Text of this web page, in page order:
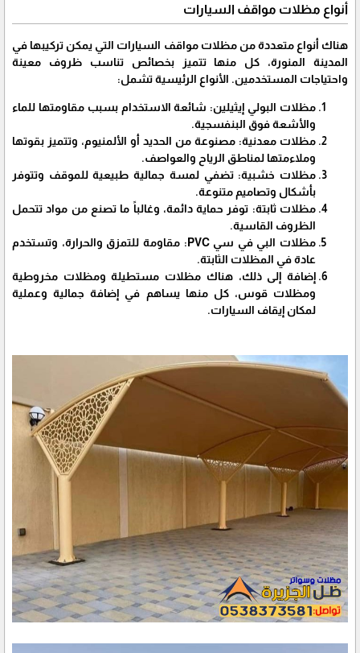
أنواع مظلات مواقف السيارات
هناك أنواع متعددة من مظلات مواقف السيارات التي يمكن تركيبها في
المدينة المنورة، كل منها تتميز بخصائص تناسب ظروف معينة
واحتياجات المستخدمين. الأنواع الرئيسية تشمل:
مظلات البولي إيثيلين: شائعة الاستخدام بسبب مقاومتها للماء
والأشعة فوق البنفسجية.
مظلات معدنية: مصنوعة من الحديد أو الألمنيوم، وتتميز بقوتها
وملاءمتها لمناطق الرياح والعواصف.
مظلات خشبية: تضفي لمسة جمالية طبيعية للموقف وتتوفر
بأشكال وتصاميم متنوعة.
مظلات ثابتة: توفر حماية دائمة، وغالباً ما تصنع من مواد تتحمل
الظروف القاسية.
مظلات البي في سي PVC: مقاومة للتمزق والحرارة، وتستخدم
عادة في المظلات الثابتة.
إضافة إلى ذلك، هناك مظلات مستطيلة ومظلات مخروطية
ومظلات قوس، كل منها يساهم في إضافة جمالية وعملية
لمكان إيقاف السيارات.